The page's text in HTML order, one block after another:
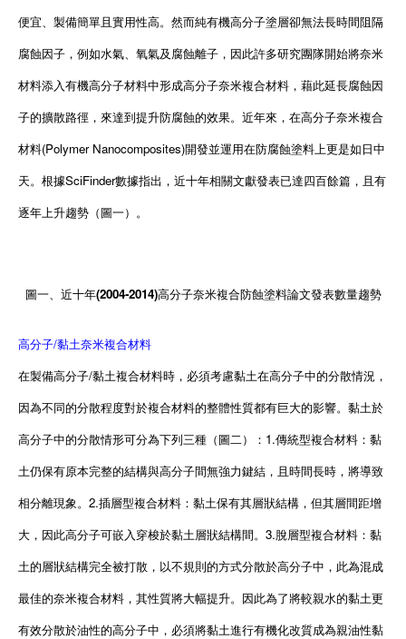
便宜、製備簡單且實用性高。然而純有機高分子塗層卻無法長時間阻隔
腐蝕因子，例如水氣、氧氣及腐蝕離子，因此許多研究團隊開始將奈米
材料添入有機高分子材料中形成高分子奈米複合材料，藉此延長腐蝕因
子的擴散路徑，來達到提升防腐蝕的效果。近年來，在高分子奈米複合
材料(Polymer Nanocomposites)開發並運用在防腐蝕塗料上更是如日中
天。根據SciFinder數據指出，近十年相關文獻發表已達四百餘篇，且有
逐年上升趨勢（圖一）。
圖一、近十年(2004-2014)高分子奈米複合防蝕塗料論文發表數量趨勢
高分子/黏土奈米複合材料
在製備高分子/黏土複合材料時，必須考慮黏土在高分子中的分散情況，
因為不同的分散程度對於複合材料的整體性質都有巨大的影響。黏土於
高分子中的分散情形可分為下列三種（圖二）：1.傳統型複合材料：黏
土仍保有原本完整的結構與高分子間無強力鍵結，且時間長時，將導致
相分離現象。2.插層型複合材料：黏土保有其層狀結構，但其層間距增
大，因此高分子可嵌入穿梭於黏土層狀結構間。3.脫層型複合材料：黏
土的層狀結構完全被打散，以不規則的方式分散於高分子中，此為混成
最佳的奈米複合材料，其性質將大幅提升。因此為了將較親水的黏土更
有效分散於油性的高分子中，必須將黏土進行有機化改質成為親油性黏